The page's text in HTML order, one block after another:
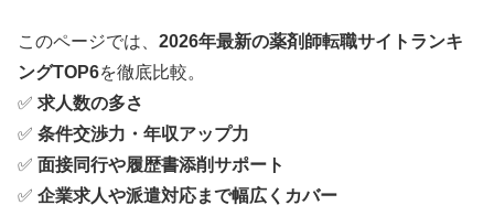
このページでは、 2026年最新の薬剤師転職サイトランキ
ングTOP6を徹底比較。
✅ 求人数の多さ
✅ 条件交渉力・年収アップ力
✅ 面接同行や履歴書添削サポート
✅ 企業求人や派遣対応まで幅広くカバー